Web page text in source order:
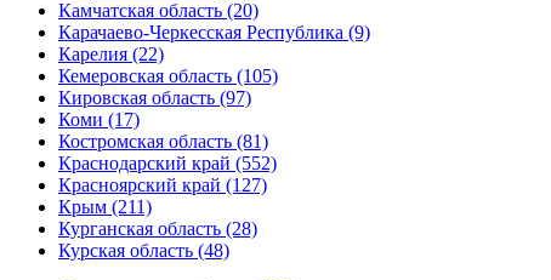
Камчатская область (20)
Карачаево-Черкесская Республика (9)
Карелия (22)
Кемеровская область (105)
Кировская область (97)
Коми (17)
Костромская область (81)
Краснодарский край (552)
Красноярский край (127)
Крым (211)
Курганская область (28)
Курская область (48)